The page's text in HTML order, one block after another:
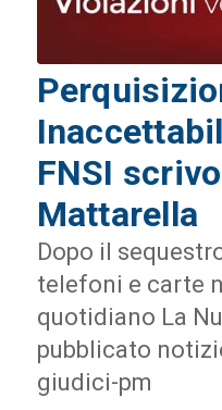
FNSI
Mattarella
Dopo il
telefoni e carte
quotidiano La
pubblicato
giudici-pm